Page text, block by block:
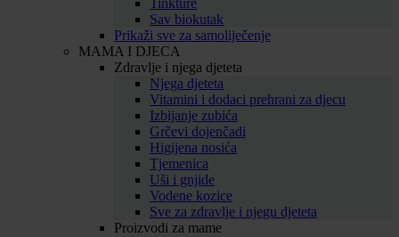
Tinkture
Sav biokutak
Prikaži sve za samoliječenje
MAMA I DJECA
Zdravlje i njega djeteta
Njega djeteta
Vitamini i dodaci prehrani za djecu
Izbijanje zubića
Grčevi dojenčadi
Higijena nosića
Tjemenica
Uši i gnjide
Vodene kozice
Sve za zdravlje i njegu djeteta
Proizvodi za mame